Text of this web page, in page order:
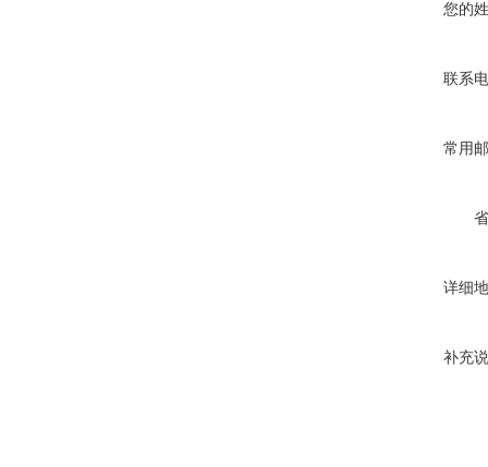
您的
联系
常用
详细
补充